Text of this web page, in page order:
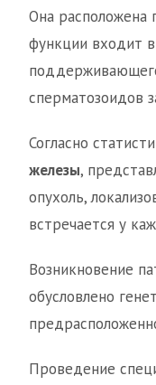
Она расположена
функции входит
сперматозоидов
Согласно
железы,
опухоль,
встречается у
Возникновение
обусловлено
Проведение